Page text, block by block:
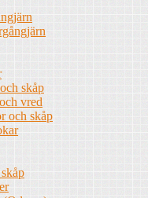
skåp
vred
och skåp